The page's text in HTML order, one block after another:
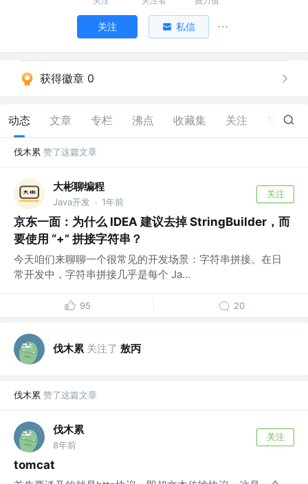
关注 私信
获得徽章 0
动态 文章 专栏 沸点 收藏集 关注 26
伐木累 赞了这篇文章
大彬聊编程
Java开发 · 1年前
关注
京东一面：为什么 IDEA 建议去掉 StringBuilder，而
要使用 “+” 拼接字符串？
今天咱们来聊聊一个很常见的开发场景：字符串拼接。在日
常开发中，字符串拼接几乎是每个 Ja...
95 20
伐木累 关注了 敖丙
伐木累 赞了这篇文章
伐木累
8年前
关注
tomcat